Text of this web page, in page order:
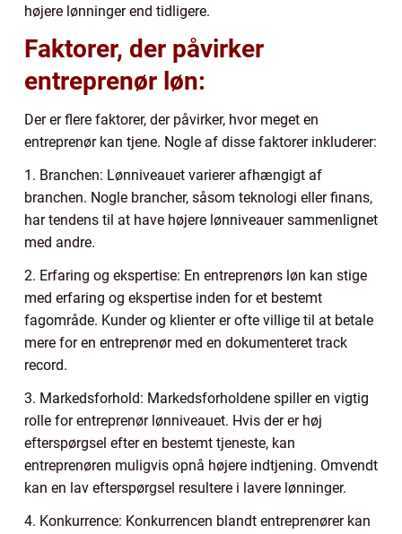
højere lønninger end tidligere.
Faktorer, der påvirker
entreprenør løn:
Der er flere faktorer, der påvirker, hvor meget en
entreprenør kan tjene. Nogle af disse faktorer inkluderer:
1. Branchen: Lønniveauet varierer afhængigt af
branchen. Nogle brancher, såsom teknologi eller finans,
har tendens til at have højere lønniveauer sammenlignet
med andre.
2. Erfaring og ekspertise: En entreprenørs løn kan stige
med erfaring og ekspertise inden for et bestemt
fagområde. Kunder og klienter er ofte villige til at betale
mere for en entreprenør med en dokumenteret track
record.
3. Markedsforhold: Markedsforholdene spiller en vigtig
rolle for entreprenør lønniveauet. Hvis der er høj
efterspørgsel efter en bestemt tjeneste, kan
entreprenøren muligvis opnå højere indtjening. Omvendt
kan en lav efterspørgsel resultere i lavere lønninger.
4. Konkurrence: Konkurrencen blandt entreprenører kan